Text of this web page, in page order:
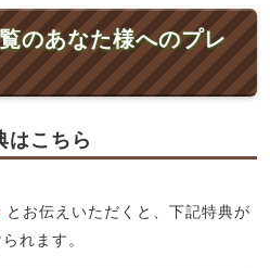
のあなた様へのプレ
はこちら
とお伝えいただくと、下記特典が
れます。